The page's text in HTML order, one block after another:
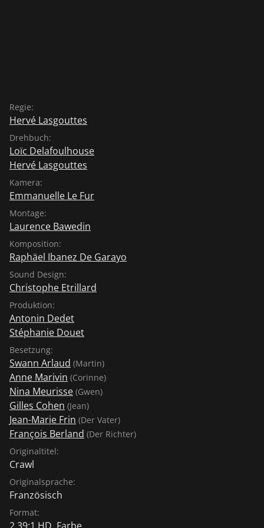
Regie:
Hervé Lasgouttes
Drehbuch:
Loïc Delafoulhouse
Hervé Lasgouttes
Kamera:
Emmanuelle Le Fur
Montage:
Laurence Bawedin
Komposition:
Raphäel Ibanez De Garayo
Sound Design:
Christophe Etrillard
Produktion:
Antonin Dedet
Stéphanie Douet
Besetzung:
Swann Arlaud (Martin)
Anne Marivin (Corinne)
Nina Meurisse (Gwen)
Gilles Cohen (Jean)
Jean-Marie Frin (Der Vater)
François Berland (Der Richter)
Originaltitel:
Crawl
Originalsprache:
Französisch
Format: